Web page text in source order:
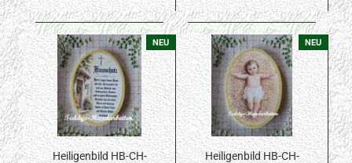
NEU
Heiligenbild HB-CH-
NEU
Heiligenbild HB-CH-